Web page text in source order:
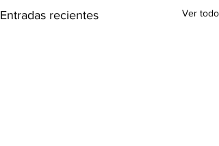
Entradas recientes Ver todo